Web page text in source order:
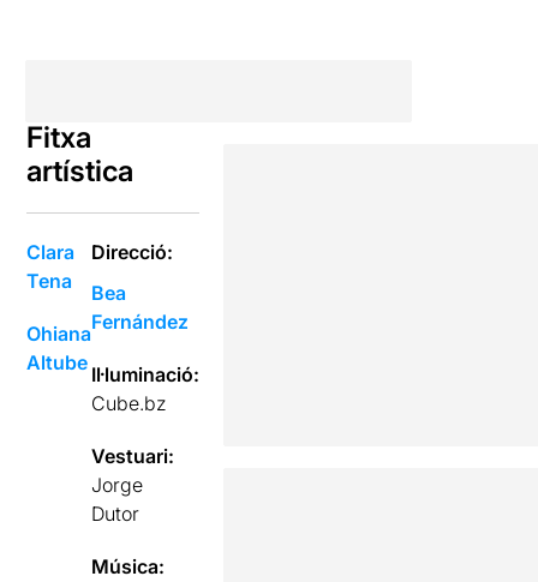
Fitxa
artística
Clara
Tena
Ohiana
Altube
Direcció:
Bea
Fernández
Il·luminació:
Cube.bz
Vestuari:
Jorge
Dutor
Música: